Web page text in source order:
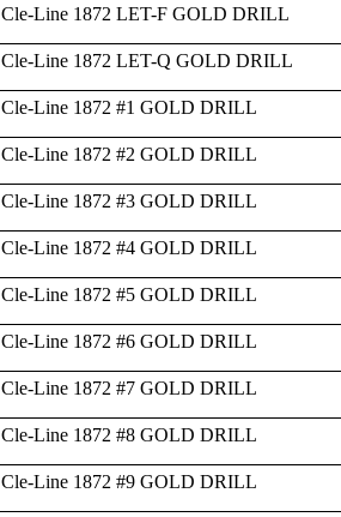
Cle-Line 1872 LET-F GOLD DRILL
Cle-Line 1872 LET-Q GOLD DRILL
Cle-Line 1872 #1 GOLD DRILL
Cle-Line 1872 #2 GOLD DRILL
Cle-Line 1872 #3 GOLD DRILL
Cle-Line 1872 #4 GOLD DRILL
Cle-Line 1872 #5 GOLD DRILL
Cle-Line 1872 #6 GOLD DRILL
Cle-Line 1872 #7 GOLD DRILL
Cle-Line 1872 #8 GOLD DRILL
Cle-Line 1872 #9 GOLD DRILL